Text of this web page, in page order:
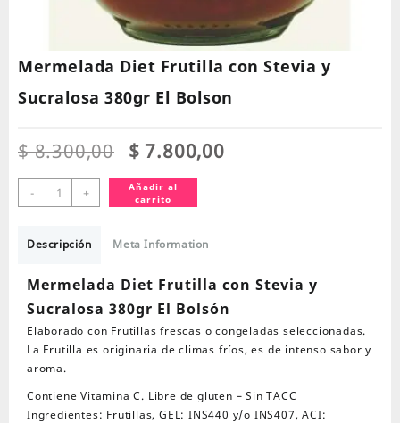
Mermelada Diet Frutilla con Stevia y
Sucralosa 380gr El Bolson
$8.300,00 El
original
era:
$ 7.800,00El
-
Mermelada
Diet
con
y
Sucralosa
380gr
El
Bolson
cantidad
+
Añadir al
carrito
Descripción Meta Information
Mermelada Diet Frutilla con Stevia y
Sucralosa 380gr El Bolsón
Elaborado con Frutillas frescas o congeladas seleccionadas.
La Frutilla es originaria de climas fríos, es de intenso sabor y
aroma.
Contiene Vitamina C. Libre de gluten – Sin TACC
Ingredientes: Frutillas, GEL: INS440 y/o INS407, ACI: